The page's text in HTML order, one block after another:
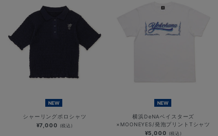
NEW
シャーリングポロシャツ
¥7,000 (税込)
NEW
横浜DeNAベイスターズ
×MOONEYES/発泡プリントTシャツ
¥5,000 (税込)